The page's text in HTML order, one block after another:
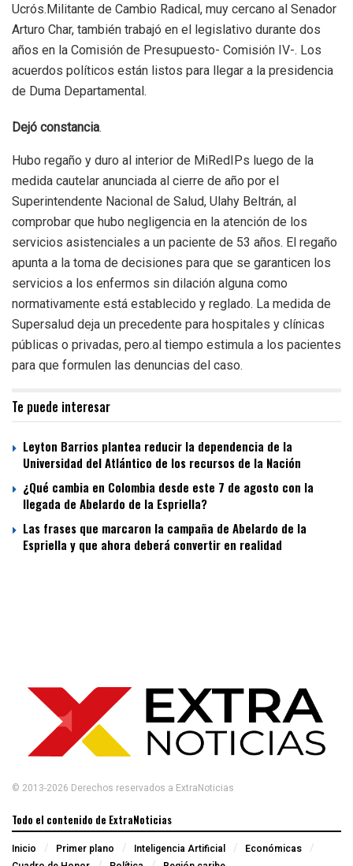
Ucrós.Militante de Cambio Radical, muy cercano al Senador
Arturo Char, también trabajó en el legislativo durante dos
años en la Comisión de Presupuesto- Comisión IV-. Los
acuerdos políticos están listos para llegar a la presidencia
de Duma Departamental.
Dejó constancia.
Hubo regaño y duro al interior de MiRedIPs luego de la
medida cautelar anunciada al cierre de año por el
Superintendente Nacional de Salud, Ulahy Beltrán, al
comprobar que hubo negligencia en la atención de los
servicios asistenciales a un paciente de 53 años. El regaño
apunta a la toma de decisiones para que se garanticen los
servicios a los enfermos sin dilación alguna como
normativamente está establecido y reglado. La medida de
Supersalud deja un precedente para hospitales y clínicas
públicas o privadas, pero.al tiempo estimula a los pacientes
para que formulen las denuncias del caso.
Te puede interesar
Leyton Barrios plantea reducir la dependencia de la
Universidad del Atlántico de los recursos de la Nación
¿Qué cambia en Colombia desde este 7 de agosto con la
llegada de Abelardo de la Espriella?
Las frases que marcaron la campaña de Abelardo de la
Espriella y que ahora deberá convertir en realidad
© 2013-2026 Derechos reservados a ExtraNoticias
Todo el contenido de ExtraNoticias
Inicio Primer plano Inteligencia Artificial
Económicas